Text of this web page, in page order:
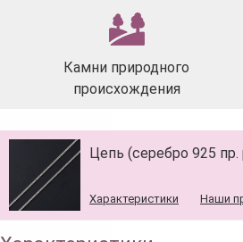
Камни природного
происхождения
Цепь (серебро 925
Характеристики Наши